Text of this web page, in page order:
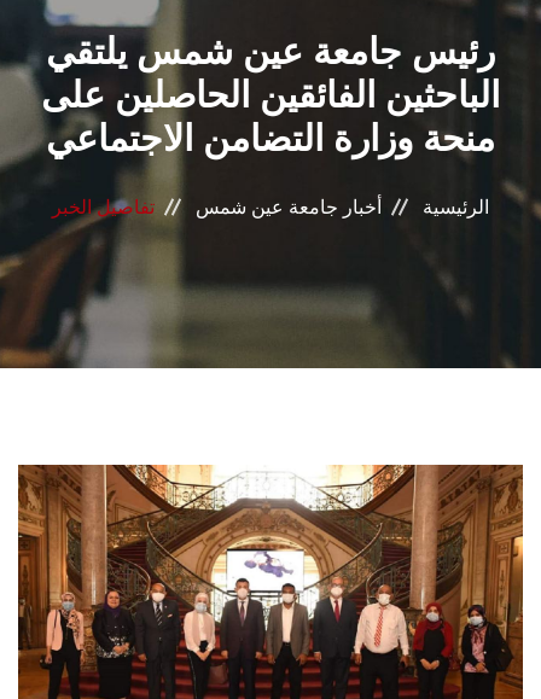
الشئون الأكاديمية
البحث العلمي
المراكز والوحدات
الأنظمة الذكية
الطلاب
هيئة التدريس
الدراسات العليا
رئيس جامعة عين شمس يلتقي
الباحثين الفائقين الحاصلين على
منحة وزارة التضامن الاجتماعي
الرئيسية أخبار جامعة عين شمس تفاصيل الخبر